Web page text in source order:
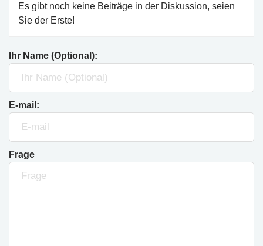
Es gibt noch keine Beiträge in der Diskussion, seien
Sie der Erste!
Ihr Name (Optional):
E-mail:
Frage